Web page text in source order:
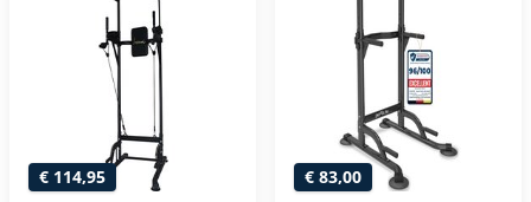
€ 114,95 € 83,00